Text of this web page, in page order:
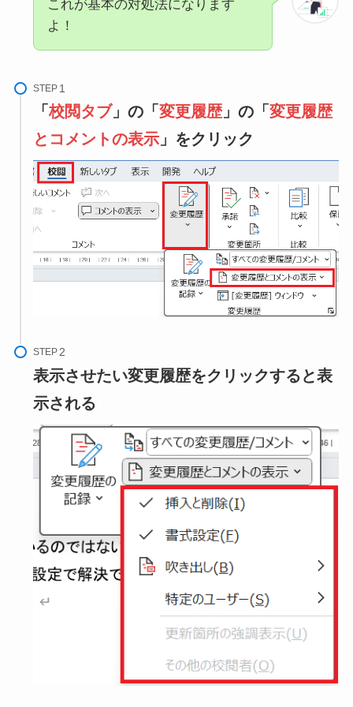
これが基本の対処法になります
よ！
STEP
「 校閲タブ」の「 変更履歴」の「 変更履歴
とコメントの表示」をクリック
STEP
表示させたい変更履歴をクリックすると表
示される